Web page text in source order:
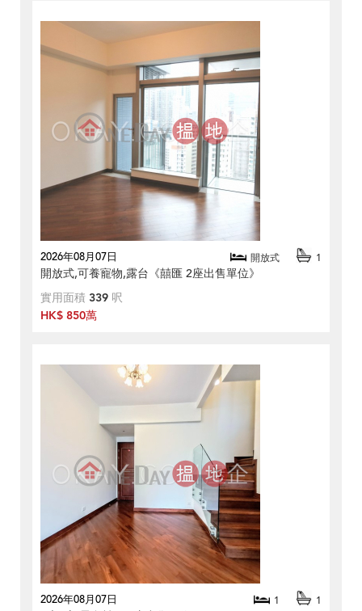
2026年08月07日 開放式 1
開放式,可養寵物,露台《囍匯 2座出售單位》
實用面積 339 呎
HK$ 850萬
2026年08月07日 1 1